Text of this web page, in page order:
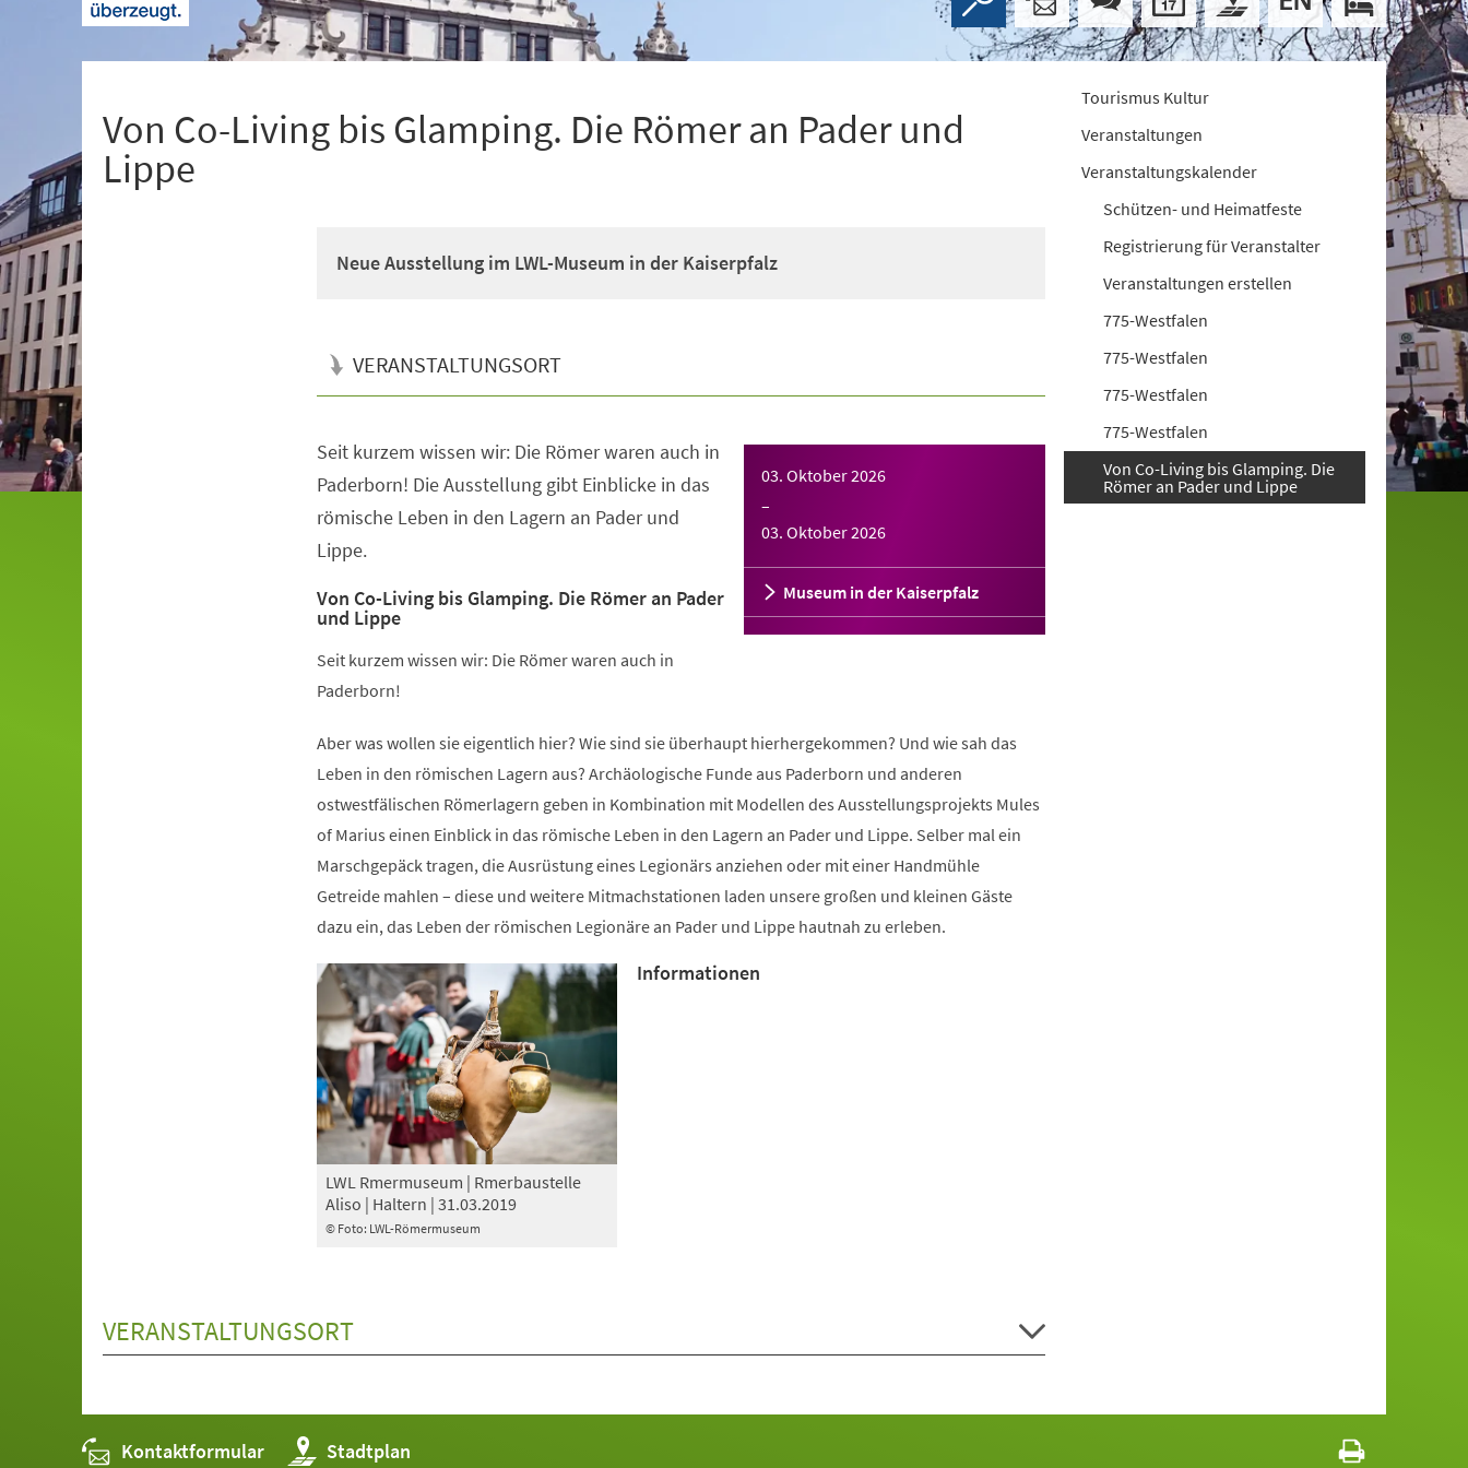
Von Co-Living bis Glamping. Die Römer an Pader und
Lippe
Neue Ausstellung im LWL-Museum in der Kaiserpfalz
VERANSTALTUNGSORT
03. Oktober 2026
–
03. Oktober 2026
Museum in der Kaiserpfalz
Seit kurzem wissen wir: Die Römer waren auch in
Paderborn! Die Ausstellung gibt Einblicke in das
römische Leben in den Lagern an Pader und
Lippe.
Von Co-Living bis Glamping. Die Römer an Pader
und Lippe
Seit kurzem wissen wir: Die Römer waren auch in
Paderborn!
Aber was wollen sie eigentlich hier? Wie sind sie überhaupt hierhergekommen? Und wie sah das
Leben in den römischen Lagern aus? Archäologische Funde aus Paderborn und anderen
ostwestfälischen Römerlagern geben in Kombination mit Modellen des Ausstellungsprojekts Mules
of Marius einen Einblick in das römische Leben in den Lagern an Pader und Lippe. Selber mal ein
Marschgepäck tragen, die Ausrüstung eines Legionärs anziehen oder mit einer Handmühle
Getreide mahlen – diese und weitere Mitmachstationen laden unsere großen und kleinen Gäste
dazu ein, das Leben der römischen Legionäre an Pader und Lippe hautnah zu erleben.
© Foto: LWL-Römermuseum
LWL Rmermuseum | Rmerbaustelle
Aliso | Haltern | 31.03.2019
Informationen
VERANSTALTUNGSORT
Tourismus Kultur
Veranstaltungen
Veranstaltungskalender
Schützen- und Heimatfeste
Registrierung für Veranstalter
Veranstaltungen erstellen
775-Westfalen
775-Westfalen
775-Westfalen
775-Westfalen
Von Co-Living bis Glamping. Die
Römer an Pader und Lippe
Kontaktformular Stadtplan
(Öffnet